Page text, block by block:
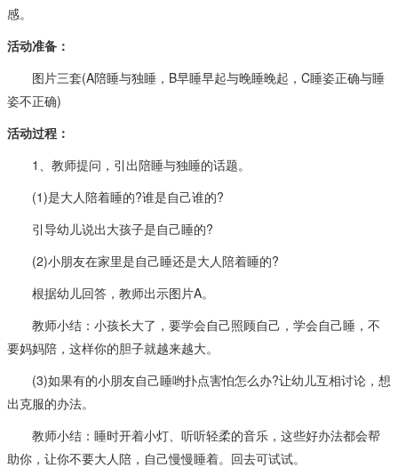
感。
活动准备：
图片三套(A陪睡与独睡，B早睡早起与晚睡晚起，C睡姿正确与睡
姿不正确)
活动过程：
1、教师提问，引出陪睡与独睡的话题。
(1)是大人陪着睡的?谁是自己谁的?
引导幼儿说出大孩子是自己睡的?
(2)小朋友在家里是自己睡还是大人陪着睡的?
根据幼儿回答，教师出示图片A。
教师小结：小孩长大了，要学会自己照顾自己，学会自己睡，不
要妈妈陪，这样你的胆子就越来越大。
(3)如果有的小朋友自己睡哟扑点害怕怎么办?让幼儿互相讨论，想
出克服的办法。
教师小结：睡时开着小灯、听听轻柔的音乐，这些好办法都会帮
助你，让你不要大人陪，自己慢慢睡着。回去可试试。